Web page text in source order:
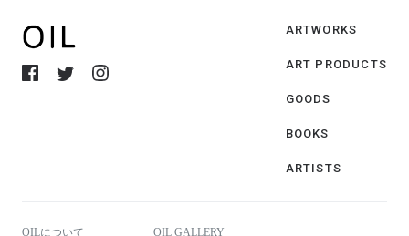
ARTWORKS
ART PRODUCTS
GOODS
BOOKS
ARTISTS
OILについて OIL GALLERY